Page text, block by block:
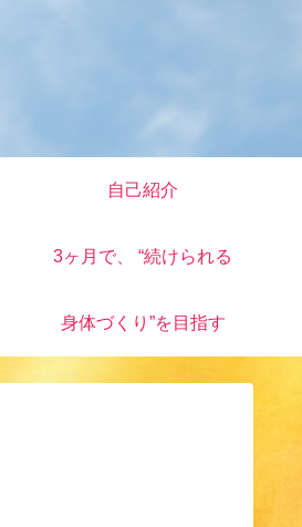
自己紹介
3ヶ月で、 “続けられる
身体づくり”を目指す